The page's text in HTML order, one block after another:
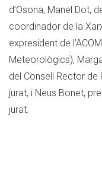
d’Osona, Manel Dot,
coordinador de la
expresident de
Meteorològics),
del Consell Rector de
jurat, i Neus Bonet,
jurat.